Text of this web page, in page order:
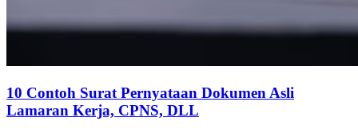
10 Contoh Surat Pernyataan Dokumen Asli
Lamaran Kerja, CPNS, DLL